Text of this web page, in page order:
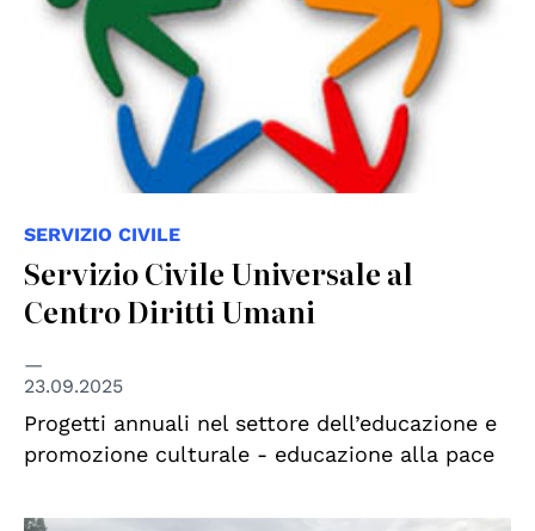
SERVIZIO CIVILE
Servizio Civile Universale al
Centro Diritti Umani
23.09.2025
Progetti annuali nel settore dell’educazione e
promozione culturale - educazione alla pace